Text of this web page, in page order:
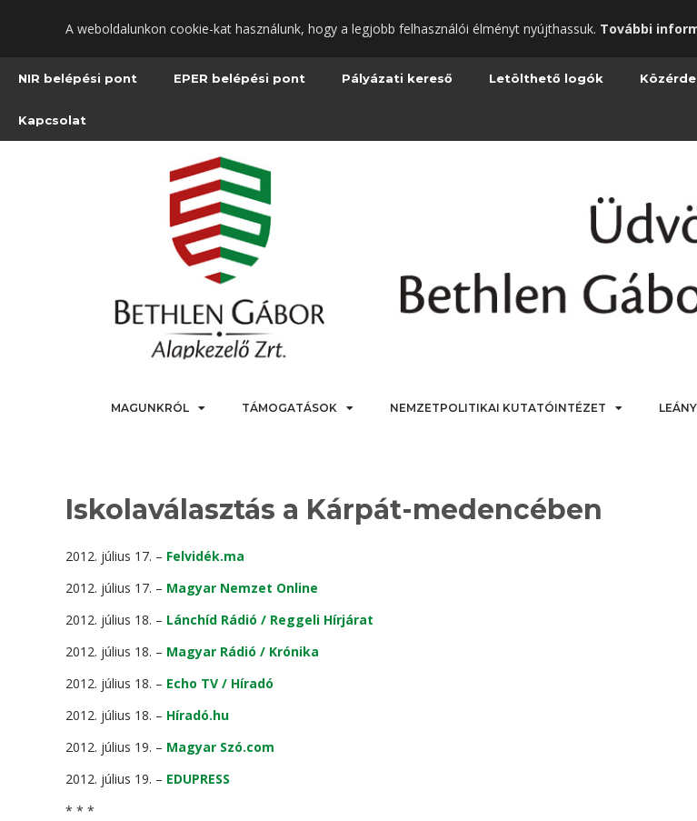
tartalomra
A weboldalunkon cookie-kat használunk, hogy a legjobb felhasználói élményt nyújthassuk. További
NIR belépési pont EPER belépési pont Pályázati kereső Letölthető logók
Kapcsolat
MAGUNKRÓL TÁMOGATÁSOK NEMZETPOLITIKAI KUTATÓINTÉZET
Iskolaválasztás a Kárpát-medencében
2012. július 17. – Felvidék.ma
2012. július 17. – Magyar Nemzet Online
2012. július 18. – Lánchíd Rádió / Reggeli Hírjárat
2012. július 18. – Magyar Rádió / Krónika
2012. július 18. – Echo TV / Híradó
2012. július 18. – Híradó.hu
2012. július 19. – Magyar Szó.com
2012. július 19. – EDUPRESS
* * *